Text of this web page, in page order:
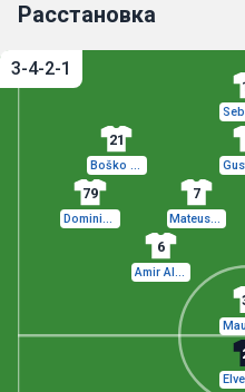
Расстановка
21
Boško Šutalo
7
Mateusz Praszelik
79
Dominik Piła
6
Amir Al-Ammari
3-4-2-1